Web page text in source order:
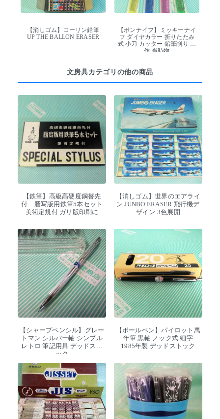
【消しゴム】コーリン鉛筆
UP THE BALLON ERASER
【ボンナイフ】ミッキーナイ
フ ダイヤカラー 折りたたみ
式 小刀 カッター 鉛筆削り 工
作 当時物
文房具カテゴリの他の商品
【鉄筆】高級高硬度鋼替先
付 謄写版用鉄筆5本セット
美術定規付 ガリ版印刷に
【消しゴム】世界のエアライ
ン JUNBO ERASER 飛行機デ
ザイン 3色展開
【シャープペンシル】グレー
トマン シルバー軸 シンプル
レトロ 筆記用具 デッドスト
ック
【ボールペン】パイロット萬
年筆 黒軸 ノック式 細字
1985年製 デッドストック